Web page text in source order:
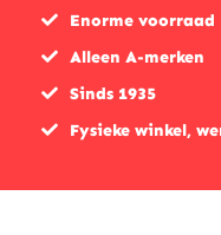
Enorme voorraad
Alleen A-merken
Sinds 1935
Fysieke winkel,